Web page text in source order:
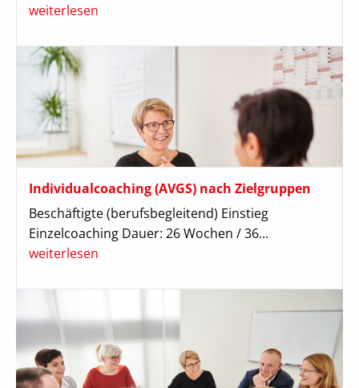
weiterlesen
Individualcoaching (AVGS) nach Zielgruppen
Beschäftigte (berufsbegleitend) Einstieg
Einzelcoaching Dauer: 26 Wochen / 36...
weiterlesen